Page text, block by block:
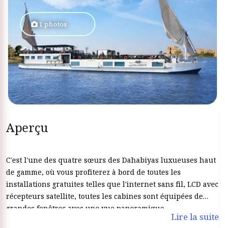
1 photos
Aperçu
C'est l'une des quatre sœurs des Dahabiyas luxueuses haut
de gamme, où vous profiterez à bord de toutes les
installations gratuites telles que l'internet sans fil, LCD avec
récepteurs satellite, toutes les cabines sont équipées de
grandes fenêtres avec une vue panoramique.
Lire la suite